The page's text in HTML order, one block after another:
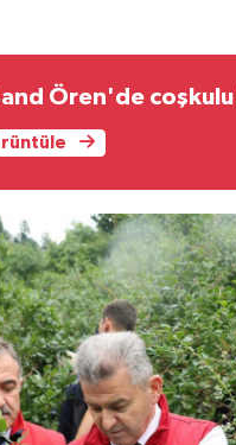
Ören'de